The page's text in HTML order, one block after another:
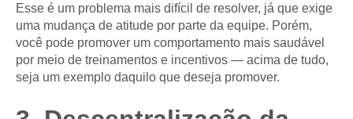
Esse é um problema mais difícil de resolver, já que exige
uma mudança de atitude por parte da equipe. Porém,
você pode promover um comportamento mais saudável
por meio de treinamentos e incentivos — acima de tudo,
seja um exemplo daquilo que deseja promover.